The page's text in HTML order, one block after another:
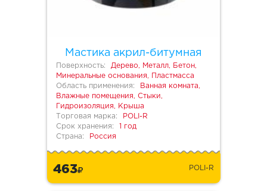
Мастика акрил-битумная
Поверхность:
Дерево, Металл, Бетон,
Минеральные основания, Пластмасса
Область применения:
Ванная комната,
Влажные помещения, Стыки,
Гидроизоляция, Крыша
Торговая марка:
POLI-R
Срок хранения:
1 год
Страна:
Россия
463 POLI-R